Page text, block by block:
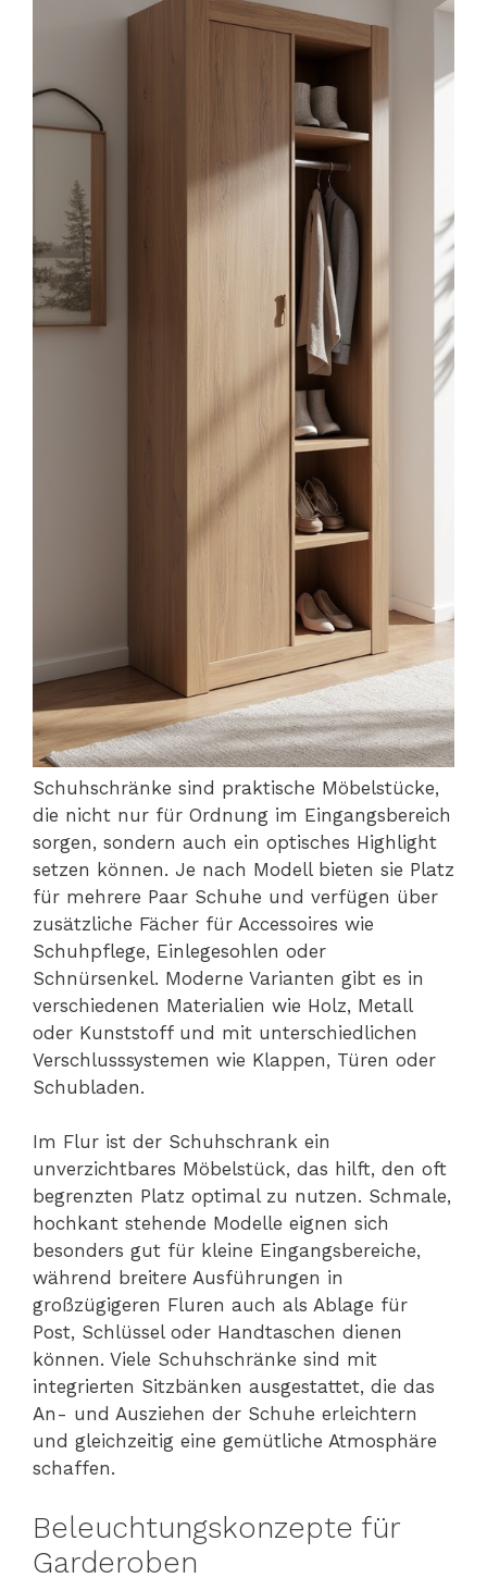
Schuhschränke sind praktische Möbelstücke,
die nicht nur für Ordnung im Eingangsbereich
sorgen, sondern auch ein optisches Highlight
setzen können. Je nach Modell bieten sie Platz
für mehrere Paar Schuhe und verfügen über
zusätzliche Fächer für Accessoires wie
Schuhpflege, Einlegesohlen oder
Schnürsenkel. Moderne Varianten gibt es in
verschiedenen Materialien wie Holz, Metall
oder Kunststoff und mit unterschiedlichen
Verschlusssystemen wie Klappen, Türen oder
Schubladen.
Im Flur ist der Schuhschrank ein
unverzichtbares Möbelstück, das hilft, den oft
begrenzten Platz optimal zu nutzen. Schmale,
hochkant stehende Modelle eignen sich
besonders gut für kleine Eingangsbereiche,
während breitere Ausführungen in
großzügigeren Fluren auch als Ablage für
Post, Schlüssel oder Handtaschen dienen
können. Viele Schuhschränke sind mit
integrierten Sitzbänken ausgestattet, die das
An- und Ausziehen der Schuhe erleichtern
und gleichzeitig eine gemütliche Atmosphäre
schaffen.
Beleuchtungskonzepte für
Garderoben